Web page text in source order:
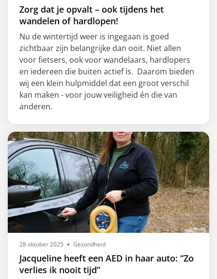
Zorg dat je opvalt – ook tijdens het
wandelen of hardlopen!
Nu de wintertijd weer is ingegaan is goed
zichtbaar zijn belangrijke dan ooit. Niet allen
voor fietsers, ook voor wandelaars, hardlopers
en iedereen die buiten actief is. Daarom bieden
wij een klein hulpmiddel dat een groot verschil
kan maken - voor jouw veiligheid én die van
anderen.
Jacqueline heeft een AED in haar auto: “Zo
verlies ik nooit tijd”
28 oktober 2025 Gezondheid